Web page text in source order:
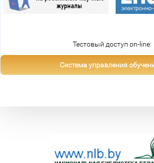
Тестовый доступ on-line:
Система управления